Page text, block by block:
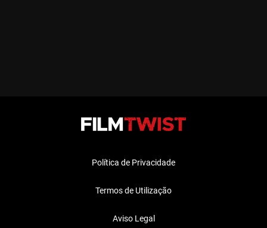
Política de Privacidade
Termos de Utilização
Aviso Legal